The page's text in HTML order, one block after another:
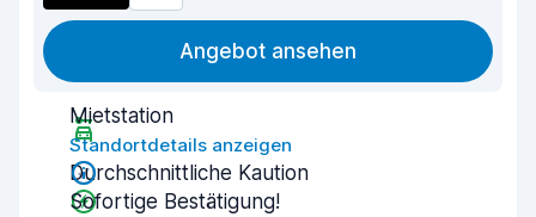
Angebot ansehen
Mietstation
Standortdetails anzeigen
Durchschnittliche Kaution
Sofortige Bestätigung!